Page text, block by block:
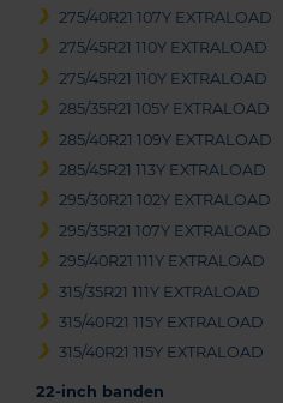
275/40R21 107Y EXTRALOAD
275/45R21 110Y EXTRALOAD
275/45R21 110Y EXTRALOAD
285/35R21 105Y EXTRALOAD
285/40R21 109Y EXTRALOAD
285/45R21 113Y EXTRALOAD
295/30R21 102Y EXTRALOAD
295/35R21 107Y EXTRALOAD
295/40R21 111Y EXTRALOAD
315/35R21 111Y EXTRALOAD
315/40R21 115Y EXTRALOAD
315/40R21 115Y EXTRALOAD
22-inch banden